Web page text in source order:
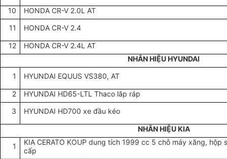
10
HONDA CR-V 2.0L AT
11
HONDA CR-V 2.4
12
HONDA CR-V 2.4L AT
NHÃN HIỆU HYUNDAI
1
HYUNDAI EQUUS VS380, AT
2
HYUNDAI HD65-LTL Thaco lắp ráp
3
HYUNDAI HD700 xe đầu kéo
NHÃN HIỆU KIA
1
KIA CERATO KOUP dung tích 1999 cc 5 chỗ máy xăng, hộp
cấp